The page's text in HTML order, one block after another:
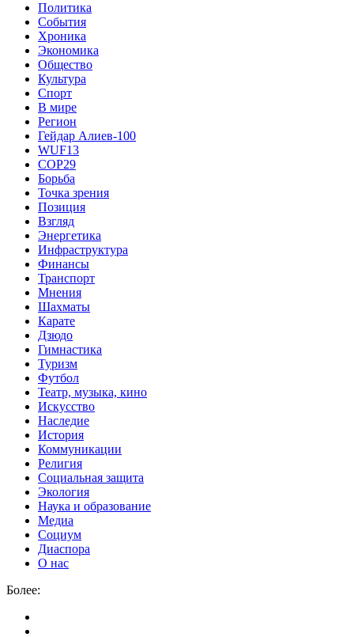
Политика
События
Хроника
Экономика
Общество
Культура
Спорт
В мире
Регион
Гейдар Алиев-100
WUF13
COP29
Борьба
Точка зрения
Позиция
Взгляд
Энергетика
Инфраструктура
Финансы
Транспорт
Мнения
Шахматы
Карате
Дзюдо
Гимнастика
Туризм
Футбол
Театр, музыка, кино
Искусство
Наследие
История
Коммуникации
Религия
Социальная защита
Экология
Наука и образование
Медиа
Социум
Диаспора
О нас
Более: